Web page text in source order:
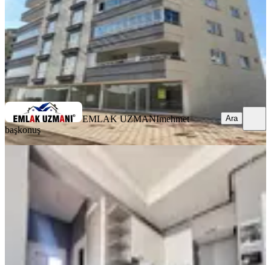
4.250.000 ₺
EMLAK UZMANImehmet başkonuş
Ara
EMLAK UZMANImehmet
başkonuş
Ara
MANZARALI
Yeni Rota'dan Üniversite Yakını 2+0
Satılık Daire
Onikişubat, Maarif Mahallesi
2+0
85 m²·5. Kat· 07.08.2026
3.150.000 ₺